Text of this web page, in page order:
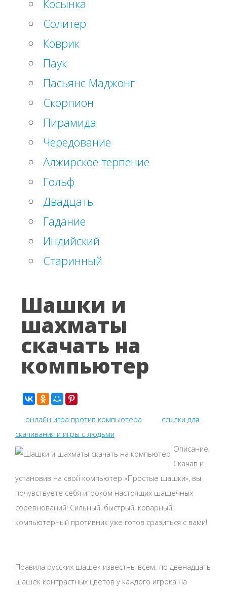
Косынка
Солитер
Коврик
Паук
Пасьянс Маджонг
Скорпион
Пирамида
Чередование
Алжирское терпение
Гольф
Двадцать
Гадание
Индийский
Старинный
Шашки и
шахматы
скачать на
компьютер
онлайн игра против компьютера
ссылки для
скачивания и игры с людьми
Описание.
Скачав и
установив на свой компьютер «Простые шашки», вы
почувствуете себя игроком настоящих шашечных
соревнований! Сильный, быстрый, коварный
компьютерный противник уже готов сразиться с вами!
Правила русских шашек известны всем: по двенадцать
шашек контрастных цветов у каждого игрока на